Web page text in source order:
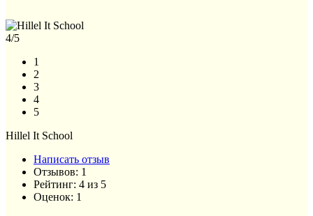
4/5
1
2
3
4
5
Hillel It School
Написать отзыв
Отзывов: 1
Рейтинг: 4 из 5
Оценок: 1